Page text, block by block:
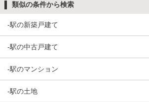
類似の条件から検索
-駅の新築戸建て
-駅の中古戸建て
-駅のマンション
-駅の土地